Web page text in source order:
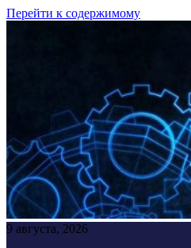
Перейти к содержимому
9 августа, 2026